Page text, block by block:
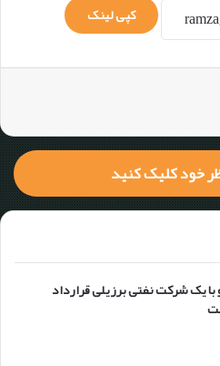
کپی لینک
خود کلیک کنید
با یک شرکت نفتی برزیلی قرارداد